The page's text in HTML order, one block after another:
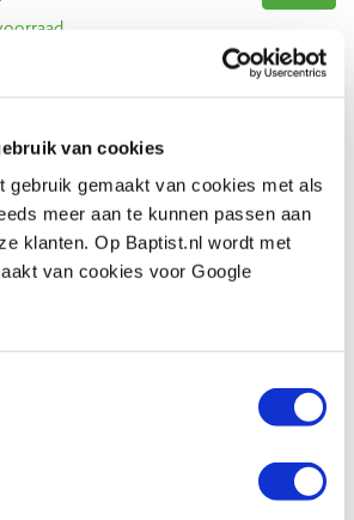
van cookies
gebruik gemaakt van cookies met als
meer aan te kunnen passen aan
klanten. Op Baptist.nl wordt met
van cookies voor Google